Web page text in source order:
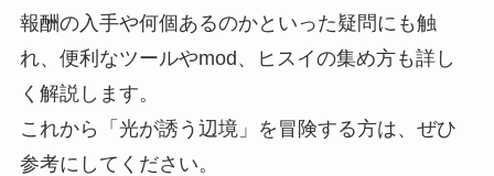
報酬の入手や何個あるのかといった疑問にも触
れ、便利なツールやmod、ヒスイの集め方も詳し
く解説します。
これから「光が誘う辺境」を冒険する方は、ぜひ
参考にしてください。